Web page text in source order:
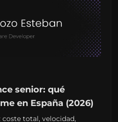
senior: qué
en España (2026)
total, velocidad,